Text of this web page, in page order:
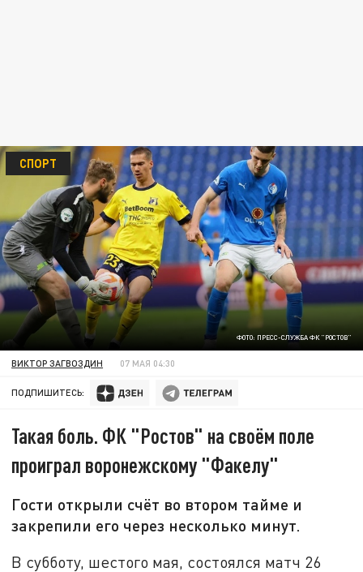
ФОТО: ПРЕСС-СЛУЖБА ФК "РОСТОВ"
СПОРТ
ВИКТОР ЗАГВОЗДИН 07 МАЯ 04:30
ПОДПИШИТЕСЬ:
Такая боль. ФК "Ростов" на своём поле
проиграл воронежскому "Факелу"
Гости открыли счёт во втором тайме и
закрепили его через несколько минут.
В субботу, шестого мая, состоялся матч 26